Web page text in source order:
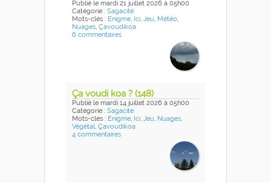
Publié le mardi 21 juillet 2026 à 05h00
Catégorie : Sagacité
Mots-clés : Enigme, Ici, Jeu, Météo,
Nuages, Çavoudikoa
6 commentaires
Ça voudi koa ? (148)
Publié le mardi 14 juillet 2026 à 05h00
Catégorie : Sagacité
Mots-clés : Enigme, Ici, Jeu, Nuages,
Végétal, Çavoudikoa
4 commentaires